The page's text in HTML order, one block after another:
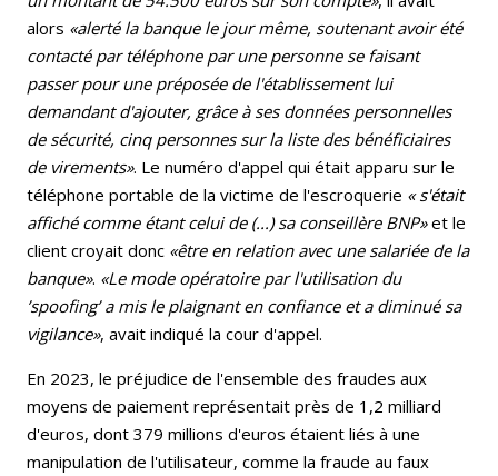
alors «alerté la banque le jour même, soutenant avoir été
contacté par téléphone par une personne se faisant
passer pour une préposée de l'établissement lui
demandant d'ajouter, grâce à ses données personnelles
de sécurité, cinq personnes sur la liste des bénéficiaires
de virements». Le numéro d'appel qui était apparu sur le
téléphone portable de la victime de l'escroquerie « s'était
affiché comme étant celui de (...) sa conseillère BNP»et le
client croyait donc «être en relation avec une salariée de la
banque». «Le mode opératoire par l'utilisation du
’spoofing’ a mis le plaignant en confiance et a diminué sa
vigilance», avait indiqué la cour d'appel.
En 2023, le préjudice de l'ensemble des fraudes aux
moyens de paiement représentait près de 1,2 milliard
d'euros, dont 379 millions d'euros étaient liés à une
manipulation de l'utilisateur, comme la fraude au faux